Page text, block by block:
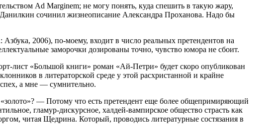
Ad Marginem; не могу понять, куда спешить в такую жару,
сочинил жизнеописание Александра Проханова. Надо бы
2006), по-моему, входит в число реальных претендентов на
заморочки дозированы точно, чувство юмора не сбоит.
«Большой книги» роман «Ай-Петри» будет скоро опубликован
в литераторской среде у этой расхристанной и крайне
а мне — сумнительно.
— Потому что есть претендент еще более общепримиряющий
гламур-дискурсное, халдей-вампирское общество страсть как
читая Щедрина. Который, проводись литературные состязания в